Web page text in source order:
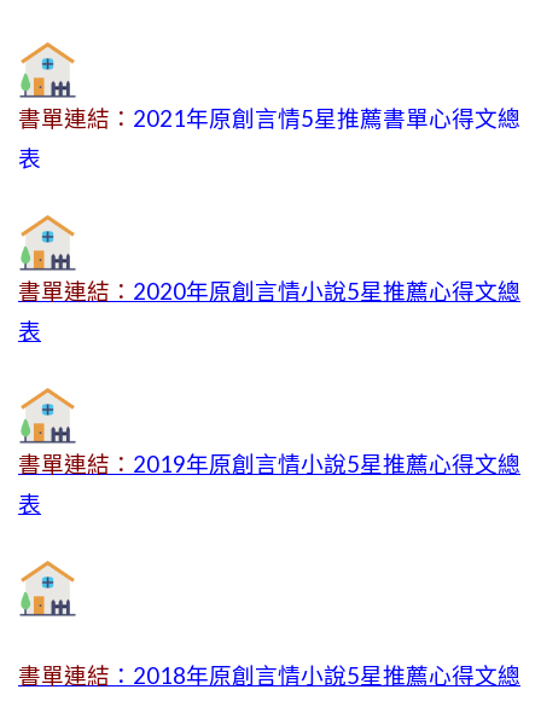
書單連結： 2021年原創言情5星推薦書單心得文總
表
書單連結： 2020年原創言情小說5星推薦心得文總
表
書單連結： 2019年原創言情小說5星推薦心得文總
表
書單連結 ：2018年原創言情小說5星推薦心得文總